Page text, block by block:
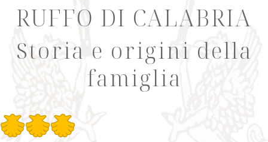
RUFFO DI CALABRIA
Storia e origini della
famiglia